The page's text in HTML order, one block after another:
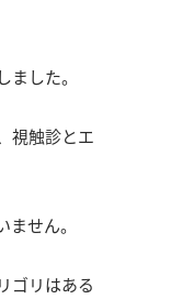
した。
視触診とエ
せん。
ゴリはある